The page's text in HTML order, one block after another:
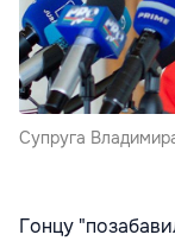
Супруга
Гонцу